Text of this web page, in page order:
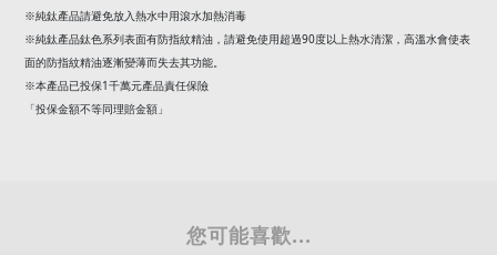
※純鈦產品請避免放入熱水中用滾水加熱消毒
※純鈦產品鈦色系列表面有防指紋精油，請避免使用超過90度以上熱水清潔，高溫水會使表
面的防指紋精油逐漸變薄而失去其功能。
※本產品已投保1千萬元產品責任保險
「投保金額不等同理賠金額」
您可能喜歡...